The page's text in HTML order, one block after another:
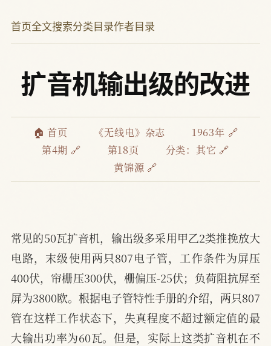
首页全文搜索分类目录作者目录
扩音机输出级的改进
🏠 首页 《无线电》杂志
1963年 🔗
第4期 🔗
第18页 分类： 其它 🔗
黄锦源 🔗
常见的50瓦扩音机，输出级多采用甲乙2类推挽放大
电路，末级使用两只807电子管，工作条件为屏压
400伏，帘栅压300伏，栅偏压-25伏；负荷阻抗屏至
屏为3800欧。根据电子管特性手册的介绍，两只807
管在这样工作状态下，失真程度不超过额定值的最
大输出功率为60瓦。但是，实际上这类扩音机在不